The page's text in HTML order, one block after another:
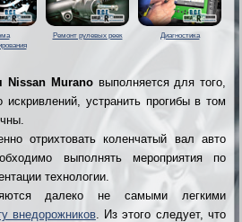
Ремонт рулевых реек Диагностика
Nissan Muranoвыполняется для того,
искривлений, устранить прогибы в том
отрихтовать коленчатый вал авто
выполнять мероприятия по
технологии.
далеко не самыми легкими
внедорожников. Из этого следует, что